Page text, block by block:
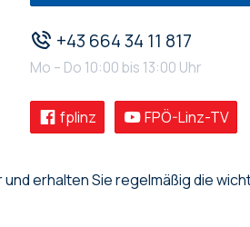
+43 664 34 11 817
Mo – Do 10:00 bis 13:00 Uhr
fplinz FPÖ-Linz-TV
erhalten Sie regelmäßig die